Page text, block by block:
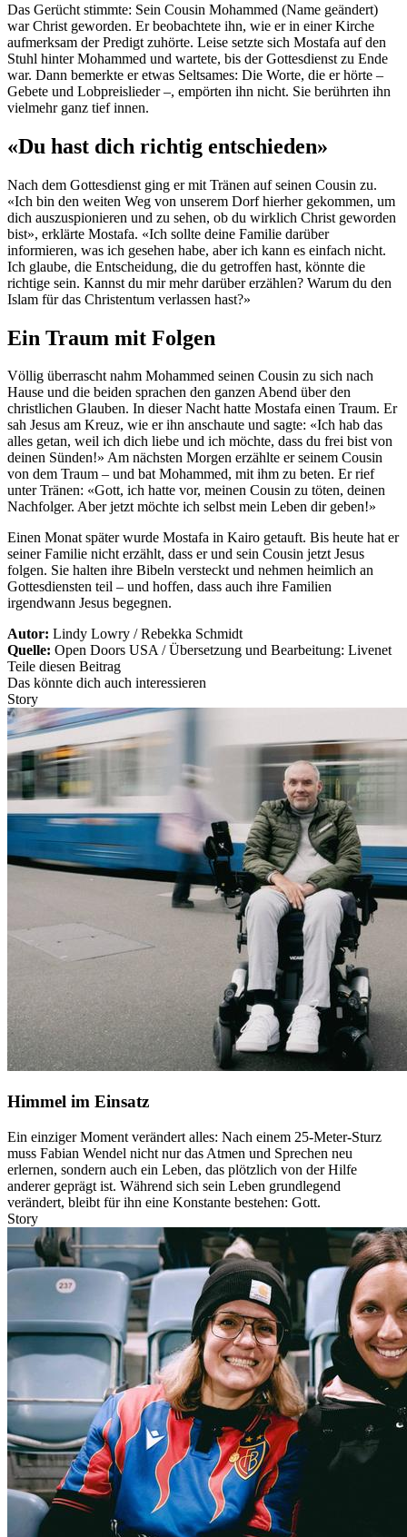
Das Gerücht stimmte: Sein Cousin Mohammed (Name geändert)
war Christ geworden. Er beobachtete ihn, wie er in einer Kirche
aufmerksam der Predigt zuhörte. Leise setzte sich Mostafa auf den
Stuhl hinter Mohammed und wartete, bis der Gottesdienst zu Ende
war. Dann bemerkte er etwas Seltsames: Die Worte, die er hörte –
Gebete und Lobpreislieder –, empörten ihn nicht. Sie berührten ihn
vielmehr ganz tief innen.
«Du hast dich richtig entschieden»
Nach dem Gottesdienst ging er mit Tränen auf seinen Cousin zu.
«Ich bin den weiten Weg von unserem Dorf hierher gekommen, um
dich auszuspionieren und zu sehen, ob du wirklich Christ geworden
bist», erklärte Mostafa. «Ich sollte deine Familie darüber
informieren, was ich gesehen habe, aber ich kann es einfach nicht.
Ich glaube, die Entscheidung, die du getroffen hast, könnte die
richtige sein. Kannst du mir mehr darüber erzählen? Warum du den
Islam für das Christentum verlassen hast?»
Ein Traum mit Folgen
Völlig überrascht nahm Mohammed seinen Cousin zu sich nach
Hause und die beiden sprachen den ganzen Abend über den
christlichen Glauben. In dieser Nacht hatte Mostafa einen Traum. Er
sah Jesus am Kreuz, wie er ihn anschaute und sagte: «Ich hab das
alles getan, weil ich dich liebe und ich möchte, dass du frei bist von
deinen Sünden!» Am nächsten Morgen erzählte er seinem Cousin
von dem Traum – und bat Mohammed, mit ihm zu beten. Er rief
unter Tränen: «Gott, ich hatte vor, meinen Cousin zu töten, deinen
Nachfolger. Aber jetzt möchte ich selbst mein Leben dir geben!»
Einen Monat später wurde Mostafa in Kairo getauft. Bis heute hat er
seiner Familie nicht erzählt, dass er und sein Cousin jetzt Jesus
folgen. Sie halten ihre Bibeln versteckt und nehmen heimlich an
Gottesdiensten teil – und hoffen, dass auch ihre Familien
irgendwann Jesus begegnen.
Autor: Lindy Lowry / Rebekka Schmidt
Quelle: Open Doors USA / Übersetzung und Bearbeitung: Livenet
Teile diesen Beitrag
Das könnte dich auch interessieren
Story
Himmel im Einsatz
Ein einziger Moment verändert alles: Nach einem 25-Meter-Sturz
muss Fabian Wendel nicht nur das Atmen und Sprechen neu
erlernen, sondern auch ein Leben, das plötzlich von der Hilfe
anderer geprägt ist. Während sich sein Leben grundlegend
verändert, bleibt für ihn eine Konstante bestehen: Gott.
Story